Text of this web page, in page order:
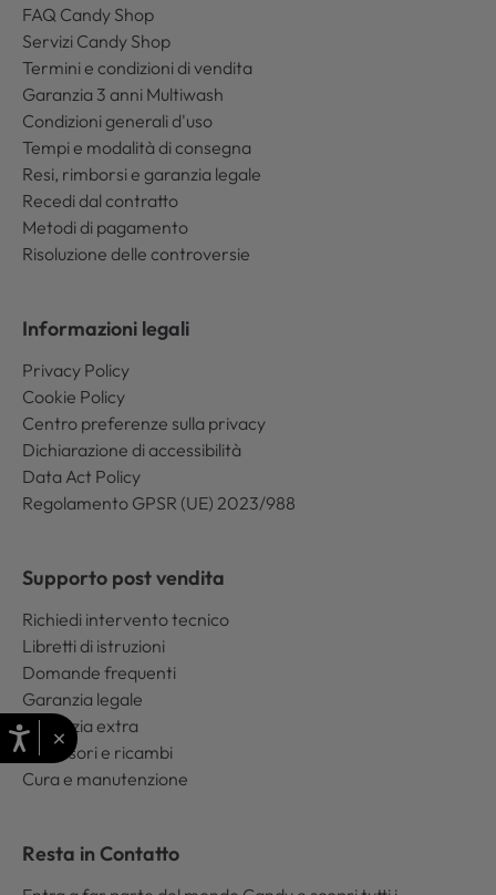
FAQ Candy Shop
Servizi Candy Shop
Termini e condizioni di vendita
Garanzia 3 anni Multiwash
Condizioni generali d'uso
Tempi e modalità di consegna
Resi, rimborsi e garanzia legale
Recedi dal contratto
Metodi di pagamento
Risoluzione delle controversie
Informazioni legali
Privacy Policy
Cookie Policy
Centro preferenze sulla privacy
Dichiarazione di accessibilità
Data Act Policy
Regolamento GPSR (UE) 2023/988
Supporto post vendita
Richiedi intervento tecnico
Libretti di istruzioni
Domande frequenti
Garanzia legale
Garanzia extra
Accessori e ricambi
Cura e manutenzione
Resta in Contatto
×